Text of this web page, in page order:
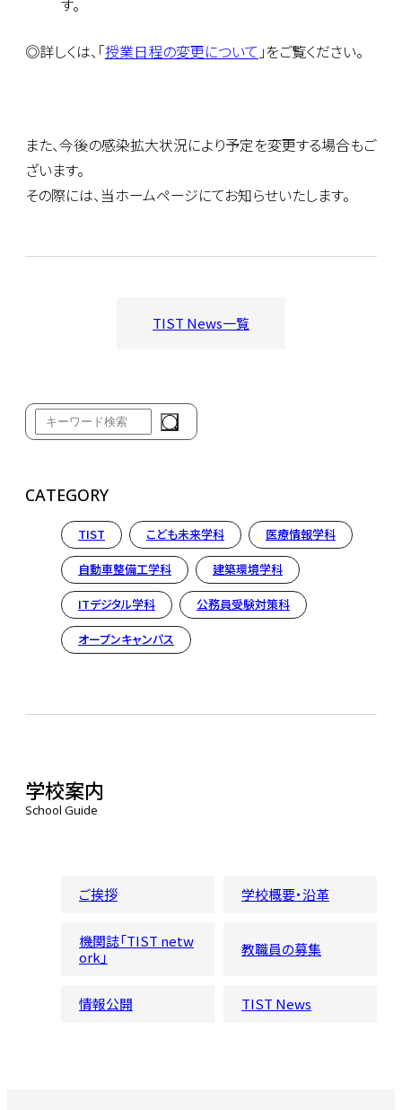
す。
◎詳しくは、「授業日程の変更について 」をご覧ください。
また、今後の感染拡大状況により予定を変更する場合もご
ざいます。
その際には、当ホームページにてお知らせいたします。
TIST News一覧
CATEGORY
TIST こども未来学科 医療情報学科
自動車整備工学科 建築環境学科
ITデジタル学科 公務員受験対策科
オープンキャンパス
学校案内
School Guide
ご挨拶 学校概要・沿革
機関誌「TIST netw
ork」
教職員の募集
情報公開 TIST News